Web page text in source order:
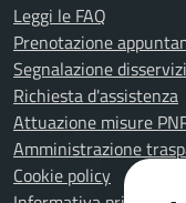
Leggi le FAQ
Prenotazione
Segnalazione
Richiesta d'assistenza
Attuazione misure
Amministrazione
Cookie policy